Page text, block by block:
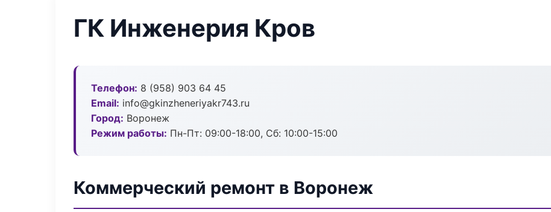
ГК Инженерия Кров
Телефон: 8 (958) 903 64 45
Email: info@gkinzheneriyakr743.ru
Город: Воронеж
Режим работы: Пн-Пт: 09:00-18:00, Сб: 10:00-15:00
Коммерческий ремонт в Воронеж